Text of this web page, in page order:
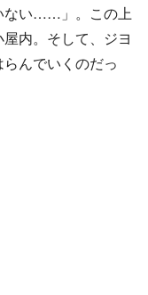
ない……」。この上
内。そして、ジヨ
んでいくのだっ